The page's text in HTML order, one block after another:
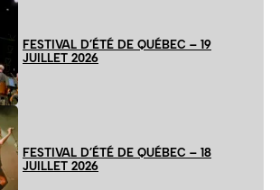
FESTIVAL D’ÉTÉ DE QUÉBEC – 19
JUILLET 2026
FESTIVAL D’ÉTÉ DE QUÉBEC – 18
JUILLET 2026